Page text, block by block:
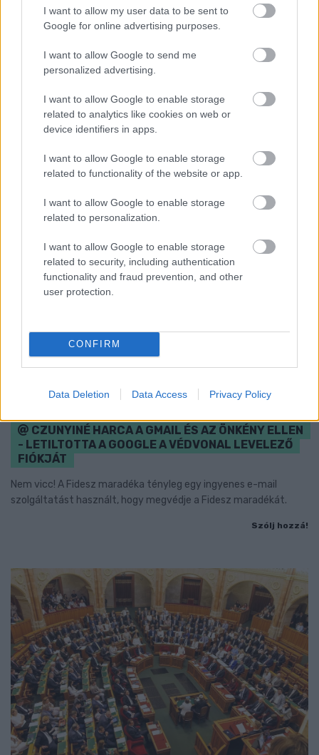
I want to allow my user data to be sent to
Google for online advertising purposes.
I want to allow Google to send me
personalized advertising.
I want to allow Google to enable storage
related to analytics like cookies on web or
device identifiers in apps.
I want to allow Google to enable storage
related to functionality of the website or app.
I want to allow Google to enable storage
related to personalization.
I want to allow Google to enable storage
related to security, including authentication
functionality and fraud prevention, and other
user protection.
CONFIRM
Data Deletion Data Access Privacy Policy
TÁRLATVEZETÉSEK, WORKSHOP ÉS
KÖZÖNSÉGTALÁLKOZÓ VÁRJA A LÁTOGATÓKAT A
Ingyenes programokkal és különleges kiállításokkal készülnek a
hét második felére, a hőségriadó idején ráadásul a Várkazamata
CZUNYINÉ HARCA A GMAIL ÉS AZ ÖNKÉNY ELLEN
- LETILTOTTA A GOOGLE A VÉDVONAL LEVELEZŐ
FIÓKJÁT
Nem vicc! A Fidesz maradéka tényleg egy ingyenes e-mail
szolgáltatást használt, hogy megvédje a Fidesz maradékát.
Szólj hozzá!